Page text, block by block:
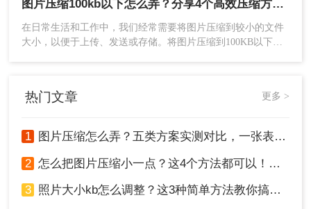
注意事项
在压缩照片时，要权衡文件大小和照片质量之
对于重要的照片，建议在压缩前进行备份以防
万一。
略。例如，对于需要打印的照片来说，保持较
高的分辨率和图像质量更为重要；而对于仅用
于网络浏览的照片来说，则可以适当降低这些
要求以获得更小的文件大小。
求，同时尽可能保持图片的质量，我们可以采用以下四种方法
来压缩图片。
图片压缩100kb以下怎么弄？分享4个高效压缩方法！
在日常生活和工作中，我们经常需要将图片压缩到较小的文件
大小，以便于上传、发送或存储。将图片压缩到100KB以下是
热门文章 更多 >
1 图片压缩怎么弄？五类方案实测对比，一张表看懂怎么选！
2 怎么把图片压缩小一点？这4个方法都可以！赶紧试试！
3 照片大小kb怎么调整？这3种简单方法教你搞定！